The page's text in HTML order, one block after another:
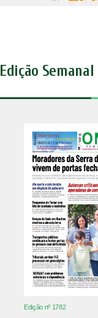
Edição Semanal
Edição nº 1782